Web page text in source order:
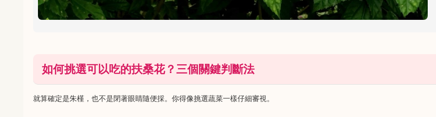
如何挑選可以吃的扶桑花？三個關鍵判斷法
就算確定是朱槿，也不是閉著眼睛隨便採。你得像挑選蔬菜一樣仔細審視。